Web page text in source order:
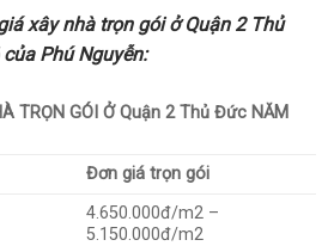
xây nhà trọn gói ở Quận 2 Thủ
Phú Nguyễn:
TRỌN GÓI Ở Quận 2 Thủ Đức NĂM
Đơn giá trọn gói
4.650.000đ/m2 –
5.150.000đ/m2